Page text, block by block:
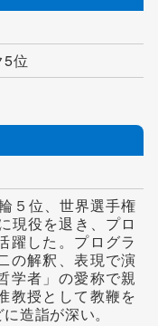
5位
５位、世界選手権
現役を退き、プロ
躍した。プログラ
の解釈、表現で演
学者」の愛称で親
教授として教鞭を
造詣が深い。